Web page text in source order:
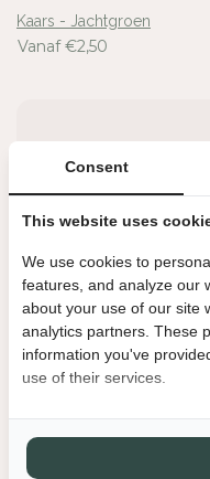
Kaars - Jachtgroen
Vanaf €2,50
Kaars - Beige olijf
Consent
This website uses
We use cookies to
features, and analyze our
about your use of our site
analytics partners. These
information you've
use of their services.